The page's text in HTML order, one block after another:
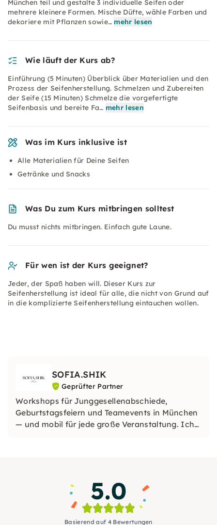
München teil und gestalte 3 individuelle Seifen oder
mehrere kleinere Formen. Mische Düfte, wähle Farben und
dekoriere mit Pflanzen sowie… mehr lesen
Wie läuft der Kurs ab?
Einführung (5 Minuten) Überblick über Materialien und den
Prozess der Seifenherstellung. Schmelzen und Zubereiten
der Seife (15 Minuten) Schmelze die vorgefertigte
Seifenbasis und bereite Fa… mehr lesen
Was im Kurs inklusive ist
Alle Materialien für Deine Seifen
Getränke und Snacks
Was Du zum Kurs mitbringen solltest
Du musst nichts mitbringen. Einfach gute Laune.
Für wen ist der Kurs geeignet?
Jeder, der Spaß haben will. Dieser Kurs zur
Seifenherstellung ist ideal für alle, die nicht von Grund auf
in die komplizierte Seifenherstellung eintauchen wollen.
SOFIA.SHIK
Geprüfter Partner
Workshops für Junggesellenabschiede,
Geburtstagsfeiern und Teamevents in München
— und mobil für jede große Veranstaltung. Ich
5.0
Basierend auf 4 Bewertungen